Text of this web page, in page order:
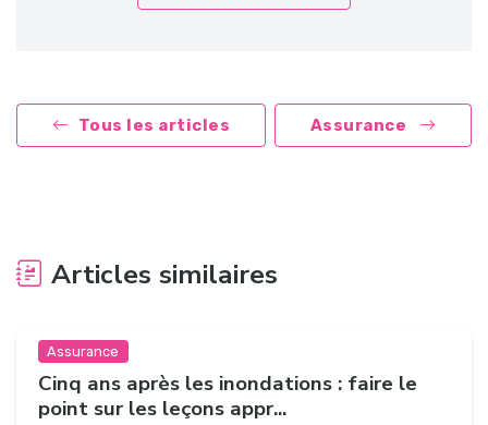
Tous les articles Assurance
Articles similaires
Assurance
Cinq ans après les inondations : faire le
point sur les leçons appr...